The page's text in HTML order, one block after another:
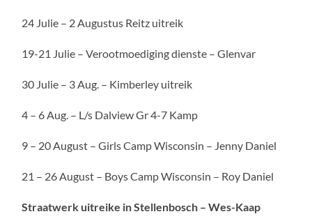
24 Julie – 2 Augustus Reitz uitreik
19-21 Julie – Verootmoediging dienste – Glenvar
30 Julie – 3 Aug. – Kimberley uitreik
4 – 6 Aug. – L/s Dalview Gr 4-7 Kamp
9 – 20 August – Girls Camp Wisconsin – Jenny Daniel
21 – 26 August – Boys Camp Wisconsin – Roy Daniel
Straatwerk uitreike in Stellenbosch – Wes-Kaap